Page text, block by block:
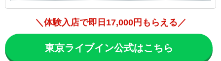
＼体験入店で即日17,000円もらえる／
東京ライブイン公式はこちら